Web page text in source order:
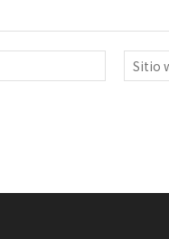
Correo